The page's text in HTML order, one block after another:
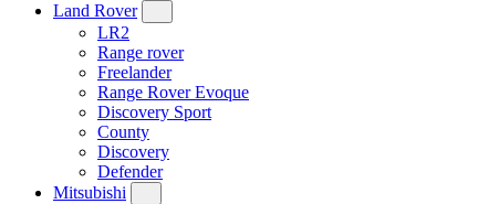
Land Rover
LR2
Range rover
Freelander
Range Rover Evoque
Discovery Sport
County
Discovery
Defender
Mitsubishi